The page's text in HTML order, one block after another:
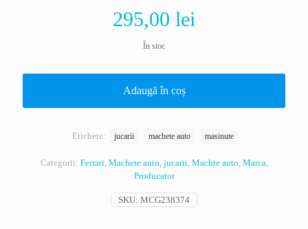
295,00 lei
În stoc
Adaugă în coș
SKU: MCG238374
Categorii: Ferrari Machete auto, jucarii Machte auto Marca
Producator
Etichete: jucarii machete auto masinute